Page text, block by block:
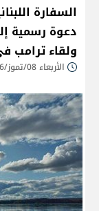
السفارة
دعوة رسمية
ولقاء ترامب في 21
الأربعاء 08/تموز/2026 - 07:44 ص